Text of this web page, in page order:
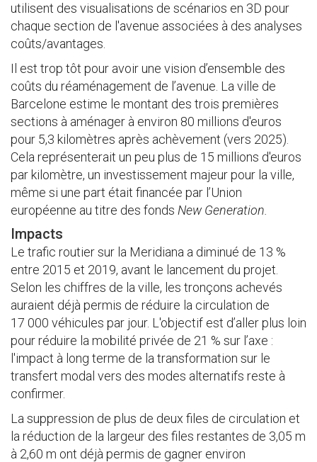
utilisent des visualisations de scénarios en 3D pour
chaque section de l'avenue associées à des analyses
coûts/avantages.
Il est trop tôt pour avoir une vision d’ensemble des
coûts du réaménagement de l’avenue. La ville de
Barcelone estime le montant des trois premières
sections à aménager à environ 80 millions d'euros
pour 5,3 kilomètres après achèvement (vers 2025).
Cela représenterait un peu plus de 15 millions d'euros
par kilomètre, un investissement majeur pour la ville,
même si une part était financée par l’Union
européenne au titre des fonds New Generation.
Impacts
Le trafic routier sur la Meridiana a diminué de 13 %
entre 2015 et 2019, avant le lancement du projet.
Selon les chiffres de la ville, les tronçons achevés
auraient déjà permis de réduire la circulation de
17 000 véhicules par jour. L'objectif est d’aller plus loin
pour réduire la mobilité privée de 21 % sur l’axe :
l'impact à long terme de la transformation sur le
transfert modal vers des modes alternatifs reste à
confirmer.
La suppression de plus de deux files de circulation et
la réduction de la largeur des files restantes de 3,05 m
à 2,60 m ont déjà permis de gagner environ